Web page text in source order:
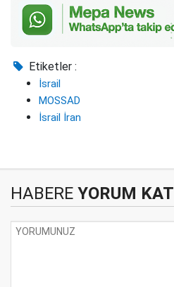
Etiketler :
İsrail
MOSSAD
İsrail İran
HABERE YORUM KAT